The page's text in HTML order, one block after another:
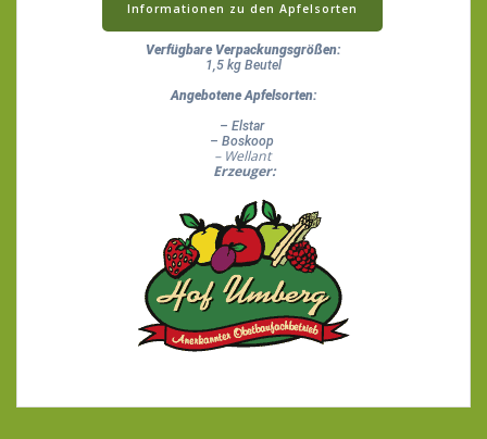
Informationen zu den Apfelsorten
Verfügbare Verpackungsgrößen:
1,5 kg Beutel
Angebotene Apfelsorten:
– Elstar
– Boskoop
– Wellant
Erzeuger: